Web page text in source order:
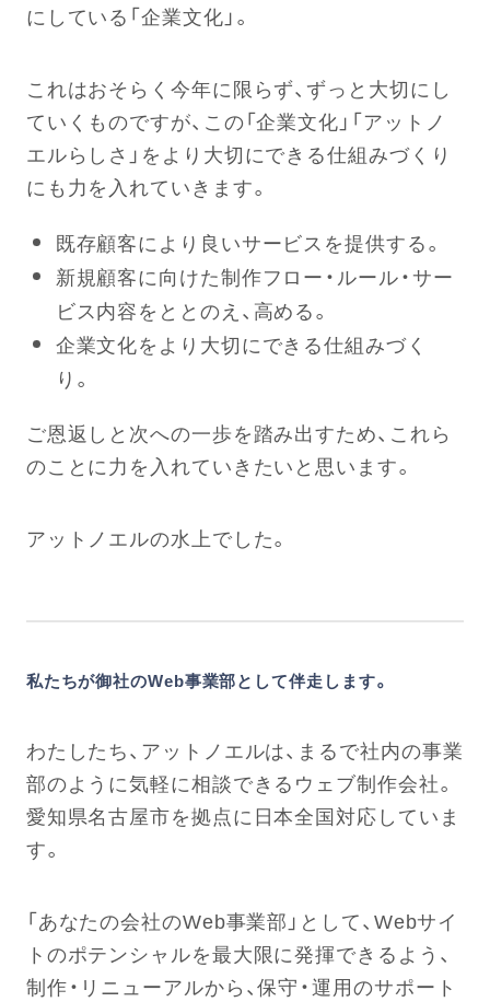
にしている「企業文化」。
これはおそらく今年に限らず、ずっと大切にし
ていくものですが、この「企業文化」「アットノ
エルらしさ」をより大切にできる仕組みづくり
にも力を入れていきます。
既存顧客により良いサービスを提供する。
新規顧客に向けた制作フロー・ルール・サー
ビス内容をととのえ、高める。
企業文化をより大切にできる仕組みづく
り。
ご恩返しと次への一歩を踏み出すため、これら
のことに力を入れていきたいと思います。
アットノエルの水上でした。
私たちが御社のWeb事業部として伴走します。
わたしたち、アットノエルは、まるで社内の事業
部のように気軽に相談できるウェブ制作会社。
愛知県名古屋市を拠点に日本全国対応していま
す。
「あなたの会社のWeb事業部」として、Webサイ
トのポテンシャルを最大限に発揮できるよう、
制作・リニューアルから、保守・運用のサポート